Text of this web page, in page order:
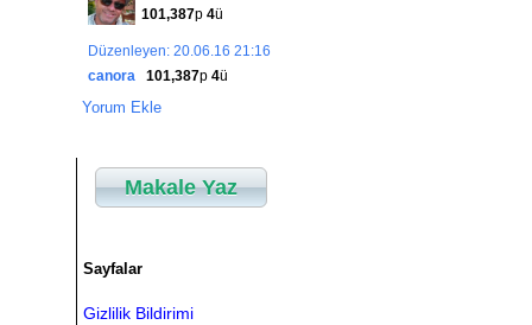
101,387p 4ü
Düzenleyen: 20.06.16 21:16
canora
101,387p 4ü
Yorum Ekle
Makale Yaz
Sayfalar
Gizlilik Bildirimi